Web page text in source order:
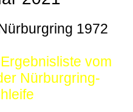
1972
vom
Nürburgring-